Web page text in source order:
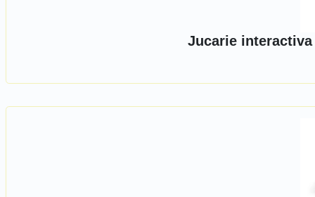
Jucarie